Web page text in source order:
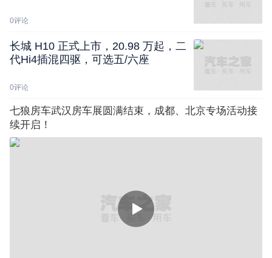
0评论
长城 H10 正式上市，20.98 万起，二
代Hi4插混四驱，可选五/六座
0评论
七狼房车武汉房车展圆满结束，成都、北京专场活动接
续开启！